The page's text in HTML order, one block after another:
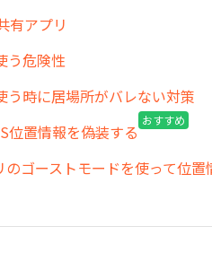
有アプリ
う危険性
う時に居場所がバレない対策
位置情報を偽装する
おすすめ
ゴーストモードを使って位